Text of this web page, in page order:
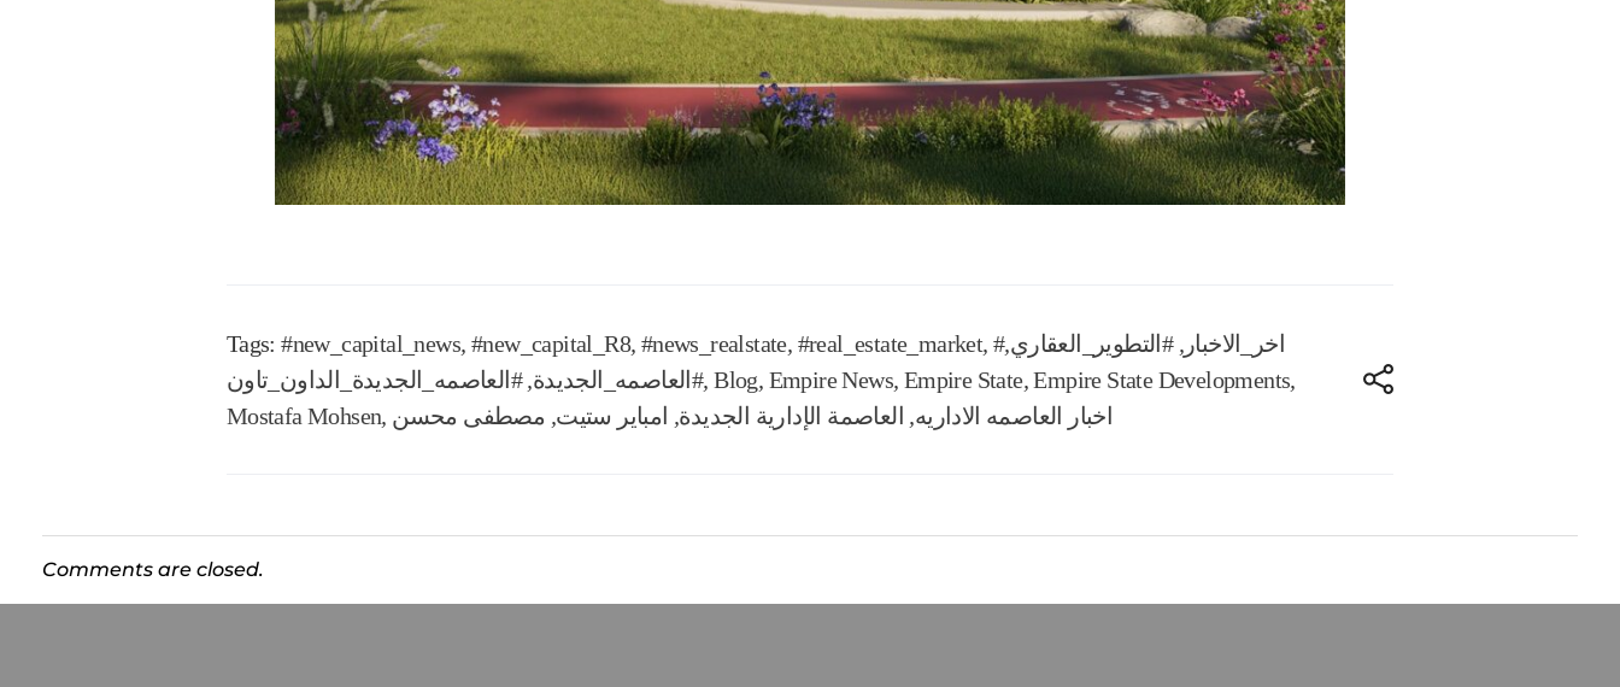
Tags:#new_capital_news, #new_capital_R8, #news_realstate, #real_estate_market, #اخر_الاخبار,#التطوير_العقاري,
#العاصمه_الجديدة,#العاصمه_الجديدة_الداون_تاون ,Blog, Empire News, Empire State,Empire State Developments,
Mostafa Mohsen, اخبار العاصمه الاداريه, العاصمة الإدارية الجديدة, امباير ستيت, مصطفى محسن
Comments are closed.